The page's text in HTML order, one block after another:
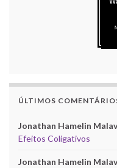
ÚLTIMOS
Jonathan Hamelin
Efeitos Coligativos
Jonathan Hamelin